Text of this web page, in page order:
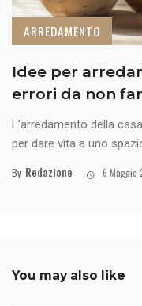
ARREDAMENTO
Idee per
errori da non
L’arredamento della
per dare vita a uno
By Redazione 6 Maggio
You may also like